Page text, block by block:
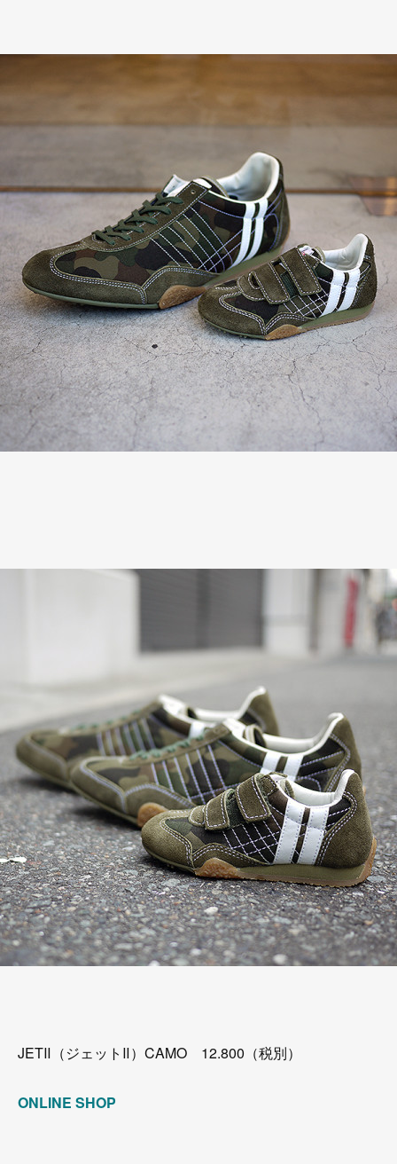
JETⅡ（ジェットⅡ）CAMO 12.800（税別）
ONLINE SHOP